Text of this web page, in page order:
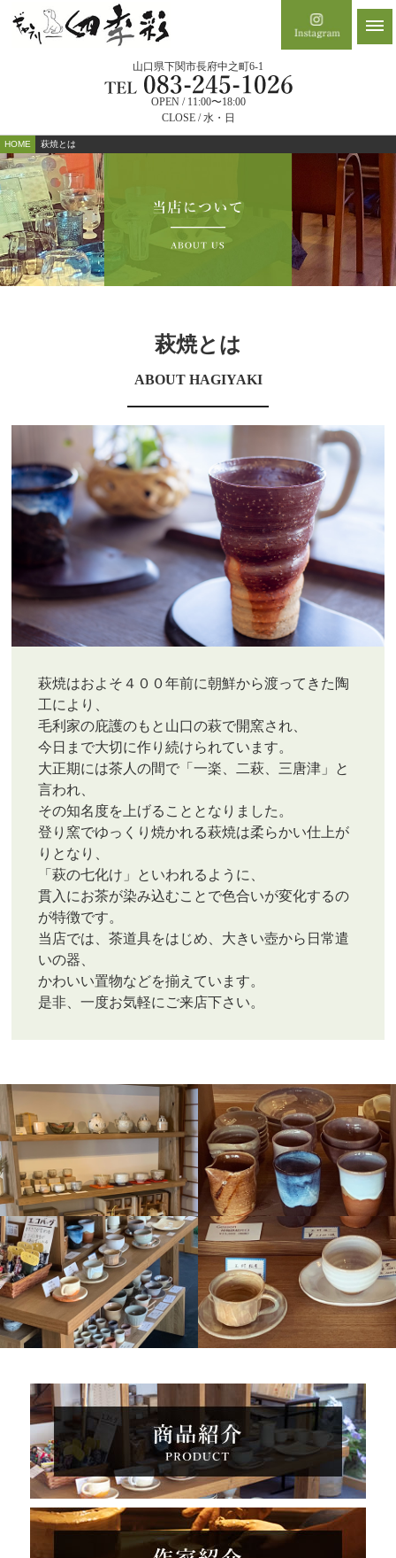
山口県下関市長府中之町6-1
OPEN / 11:00〜18:00
CLOSE / 水・日
HOME 萩焼とは
萩焼とは
ABOUT HAGIYAKI
萩焼はおよそ４００年前に朝鮮から渡ってきた陶
工により、
毛利家の庇護のもと山口の萩で開窯され、
今日まで大切に作り続けられています。
大正期には茶人の間で「一楽、二萩、三唐津」と
言われ、
その知名度を上げることとなりました。
登り窯でゆっくり焼かれる萩焼は柔らかい仕上が
りとなり、
「萩の七化け」といわれるように、
貫入にお茶が染み込むことで色合いが変化するの
が特徴です。
当店では、茶道具をはじめ、大きい壺から日常遣
いの器、
かわいい置物などを揃えています。
是非、一度お気軽にご来店下さい。